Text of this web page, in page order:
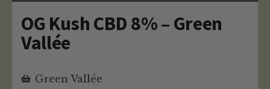
OG Kush CBD 8% – Green
Vallée
Green Vallée